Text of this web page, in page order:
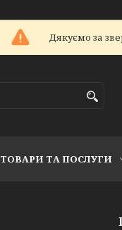
Дякуємо за
ТОВАРИ ТА ПОСЛУГИ